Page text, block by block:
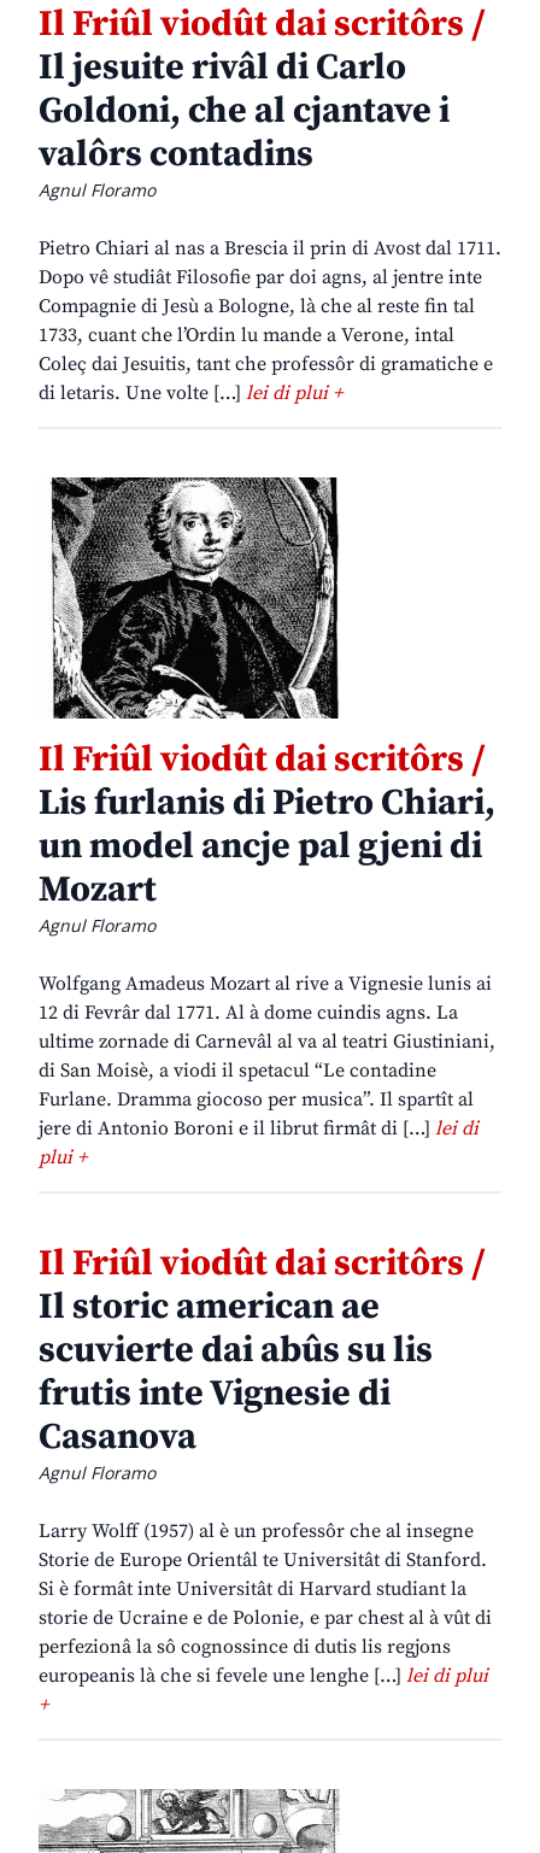
Il Friûl viodût dai scritôrs /
Il jesuite rivâl di Carlo
Goldoni, che al cjantave i
valôrs contadins
Agnul Floramo
Pietro Chiari al nas a Brescia il prin di Avost dal 1711.
Dopo vê studiât Filosofie par doi agns, al jentre inte
Compagnie di Jesù a Bologne, là che al reste fin tal
1733, cuant che l’Ordin lu mande a Verone, intal
Coleç dai Jesuitis, tant che professôr di gramatiche e
di letaris. Une volte […] lei di plui +
Il Friûl viodût dai scritôrs /
Lis furlanis di Pietro Chiari,
un model ancje pal gjeni di
Mozart
Agnul Floramo
Wolfgang Amadeus Mozart al rive a Vignesie lunis ai
12 di Fevrâr dal 1771. Al à dome cuindis agns. La
ultime zornade di Carnevâl al va al teatri Giustiniani,
di San Moisè, a viodi il spetacul “Le contadine
Furlane. Dramma giocoso per musica”. Il spartît al
jere di Antonio Boroni e il librut firmât di […] lei di
plui +
Il Friûl viodût dai scritôrs /
Il storic american ae
scuvierte dai abûs su lis
frutis inte Vignesie di
Casanova
Agnul Floramo
Larry Wolff (1957) al è un professôr che al insegne
Storie de Europe Orientâl te Universitât di Stanford.
Si è formât inte Universitât di Harvard studiant la
storie de Ucraine e de Polonie, e par chest al à vût di
perfezionâ la sô cognossince di dutis lis regjons
europeanis là che si fevele une lenghe […] lei di plui
+